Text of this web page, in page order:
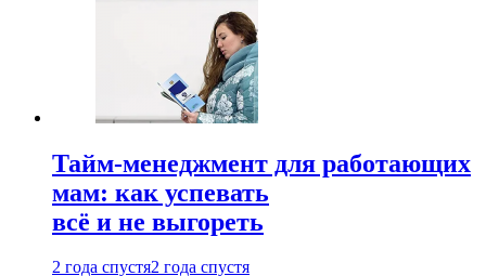
Тайм-менеджмент для работающих
мам: как успевать
всё и не выгореть
2 года спустя2 года спустя